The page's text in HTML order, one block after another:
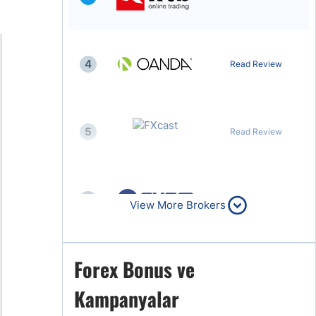
4 Read Review
5 Read Review
Read Review
7
View More Brokers
Forex Bonus ve
Kampanyalar